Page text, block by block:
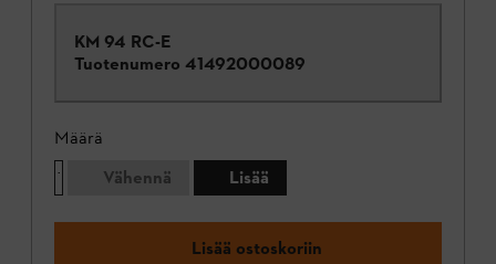
KM 94 RC-E
Tuotenumero 41492000089
Määrä
Vähennä
Lisää
Lisää ostoskoriin